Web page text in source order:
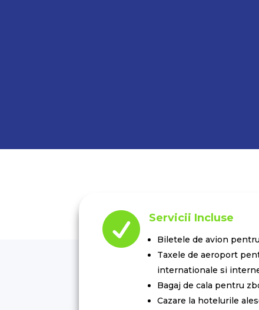
 Servicii Incluse
Biletele de avion
Taxele de aeroport
internationale si
Bagaj de cala pentru
Cazare la hotelurile